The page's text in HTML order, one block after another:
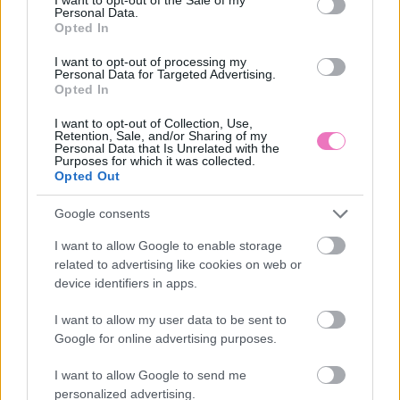
Personal Data.
Opted In
I want to opt-out of processing my
Personal Data for Targeted Advertising.
Opted In
I want to opt-out of Collection, Use,
Retention, Sale, and/or Sharing of my
Personal Data that Is Unrelated with the
Purposes for which it was collected.
Opted Out
Google consents
I want to allow Google to enable storage
related to advertising like cookies on web or
device identifiers in apps.
I want to allow my user data to be sent to
Google for online advertising purposes.
I want to allow Google to send me
personalized advertising.
Összehaverkodtam a
szomszédommal – és ez
volt életem legnagyobb
hibája
Ilyenek valójában a
mesés Cinque Terre
tapasztalataim 5 ott
töltött nap után
Heti horoszkóp 2026.
augusztus 16.: Ritka teljes
kezdetet
Napi horoszkóp 2026.
Felerősödnek az